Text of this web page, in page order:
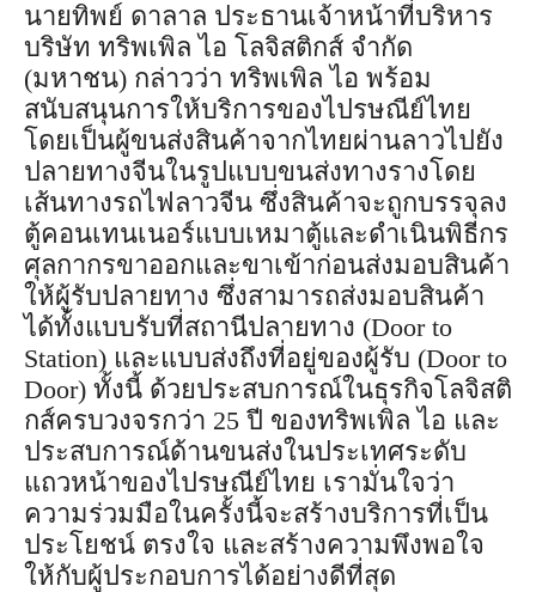
นายทิพย์ ดาลาล ประธานเจ้าหน้าที่บริหาร
บริษัท ทริพเพิล ไอ โลจิสติกส์ จำกัด
(มหาชน) กล่าวว่า ทริพเพิล ไอ พร้อม
สนับสนุนการให้บริการของไปรษณีย์ไทย
โดยเป็นผู้ขนส่งสินค้าจากไทยผ่านลาวไปยัง
ปลายทางจีนในรูปแบบขนส่งทางรางโดย
เส้นทางรถไฟลาวจีน ซึ่งสินค้าจะถูกบรรจุลง
ตู้คอนเทนเนอร์แบบเหมาตู้และดำเนินพิธีกร
ศุลกากรขาออกและขาเข้าก่อนส่งมอบสินค้า
ให้ผู้รับปลายทาง ซึ่งสามารถส่งมอบสินค้า
ได้ทั้งแบบรับที่สถานีปลายทาง (Door to
Station) และแบบส่งถึงที่อยู่ของผู้รับ (Door to
Door) ทั้งนี้ ด้วยประสบการณ์ในธุรกิจโลจิสติ
กส์ครบวงจรกว่า 25 ปี ของทริพเพิล ไอ และ
ประสบการณ์ด้านขนส่งในประเทศระดับ
แถวหน้าของไปรษณีย์ไทย เรามั่นใจว่า
ความร่วมมือในครั้งนี้จะสร้างบริการที่เป็น
ประโยชน์ ตรงใจ และสร้างความพึงพอใจ
ให้กับผู้ประกอบการได้อย่างดีที่สุด